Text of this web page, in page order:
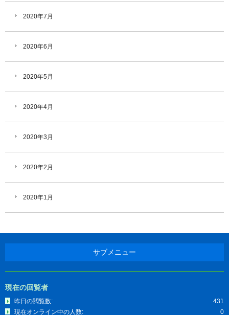
2020年7月
2020年6月
2020年5月
2020年4月
2020年3月
2020年2月
2020年1月
サブメニュー
現在の回覧者
431
昨日の閲覧数:
0
現在オンライン中の人数: